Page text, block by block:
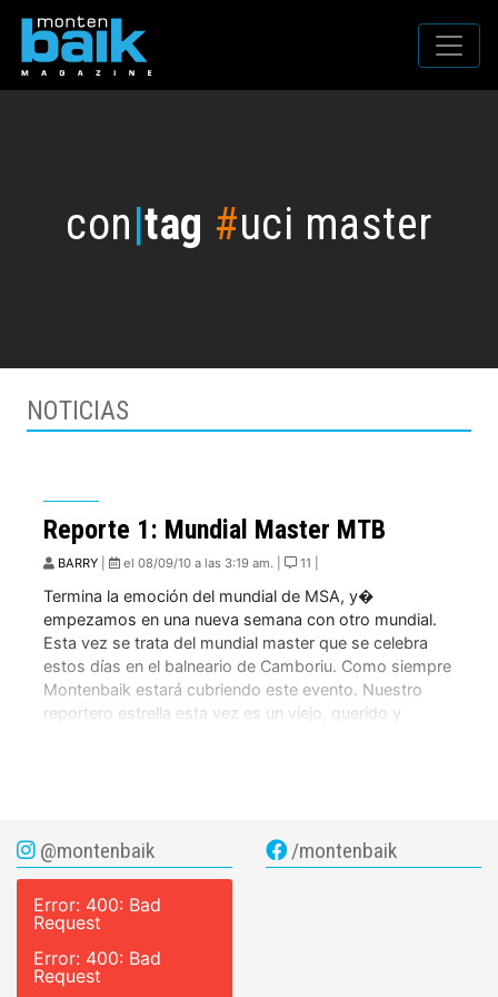
con|tag #uci master
NOTICIAS
Reporte 1: Mundial Master MTB
BARRY el 08/09/10 a las 3:19 am. | 11 |
Termina la emoción del mundial de MSA, y�
empezamos en una nueva semana con otro mundial.
Esta vez se trata del mundial master que se celebra
estos días en el balneario de Camboriu. Como siempre
Montenbaik estará cubriendo este evento. Nuestro
reportero estrella esta vez es un viejo, querido y
@montenbaik
Error: 400: Bad
Request
Error: 400: Bad
Request
/montenbaik